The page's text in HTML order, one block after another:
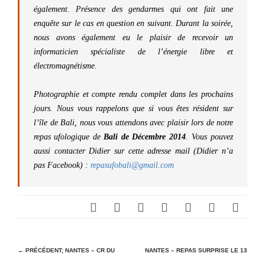
également. Présence des gendarmes qui ont fait une
enquête sur le cas en question en suivant. Durant la soirée,
nous avons également eu le plaisir de recevoir un
informaticien spécialiste de l’énergie libre et
électromagnétisme.
Photographie et compte rendu complet dans les prochains
jours. Nous vous rappelons que si vous êtes résident sur
l’île de Bali, nous vous attendons avec plaisir lors de notre
repas ufologique de Bali de Décembre 2014. Vous pouvez
aussi contacter Didier sur cette adresse mail (Didier n’a
pas Facebook) : repasufobali@gmail.com
N
← PRÉCÉDENT; NANTES – CR DU NANTES – REPAS SURPRISE LE 13